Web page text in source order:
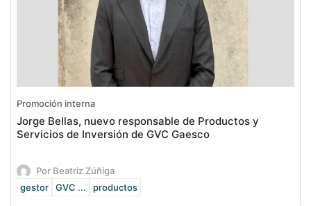
Promoción interna
Jorge Bellas, nuevo responsable de Productos y
Servicios de Inversión de GVC Gaesco
Por Beatriz Zúñiga
gestor
GVC ... productos